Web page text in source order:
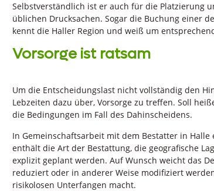
Selbstverständlich ist er auch für die Platzierung
üblichen Drucksachen. Sogar die Buchung einer
kennt die Haller Region und weiß um
Vorsorge ist ratsam
Um die Entscheidungslast nicht vollständig den
Lebzeiten dazu über, Vorsorge zu treffen. Soll
die Bedingungen im Fall des Dahinscheidens.
In Gemeinschaftsarbeit mit dem Bestatter in
enthält die Art der Bestattung, die geografische
explizit geplant werden. Auf Wunsch weicht das
reduziert oder in anderer Weise modifiziert
risikolosen Unterfangen macht.